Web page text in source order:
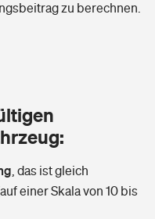
finden
zu berechnen.
das ist gleich
einer Skala von 10 bis